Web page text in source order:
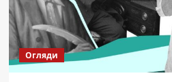
століття
до
сьогодні
Огляди